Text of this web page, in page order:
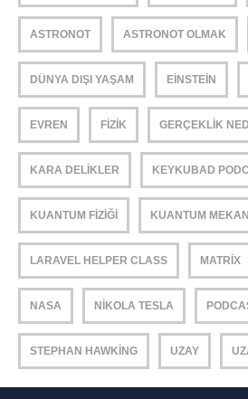
ASTRONOT ASTRONOT OLMAK
DÜNYA DIŞI YAŞAM EINSTEIN
EVREN FIZIK GERÇEKLIK
KARA DELIKLER KEYKUBAD
KUANTUM FIZIĞI KUANTUM
LARAVEL HELPER CLASS MATRIX
NASA NIKOLA TESLA
STEPHAN HAWKING UZAY